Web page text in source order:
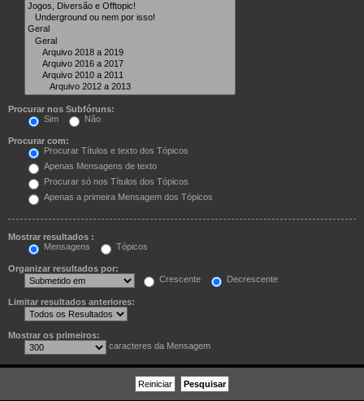
Procurar nos Subfóruns:
Sim
Não
Procurar com:
Procurar Títulos e texto dos Tópicos
Apenas Mensagens de texto
Procurar só nos Títulos dos Tópicos
Apenas a primeira Mensagem dos Tópicos
Mostrar resultados :
Mensagens
Tópicos
Organizar resultados por:
Crescente
Decrescente
Limitar resultados anteriores:
Mostrar os primeiros:
caracteres da Mensagem